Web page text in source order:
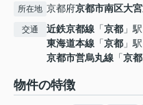
所在地 京都府京都市南区大
交通 近鉄京都線 「京都 」
東海道本線 「京都 」
京都市営烏丸線 「京都
物件の特徴